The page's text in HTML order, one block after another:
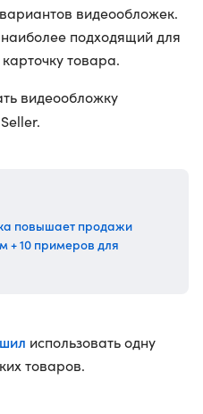
видеообложек.
подходящий для
товара.
видеообложку
повышает продажи
+ 10 примеров для
использовать одну
товаров.